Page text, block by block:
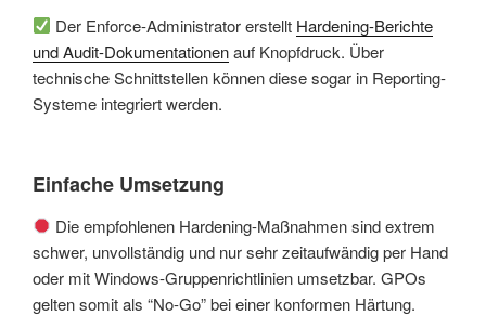
Der Enforce-Administrator erstellt Hardening-Berichte
und Audit-Dokumentationenauf Knopfdruck. Über
technische Schnittstellen können diese sogar in Reporting-
Systeme integriert werden.
Einfache Umsetzung
Die empfohlenen Hardening-Maßnahmen sind extrem
schwer, unvollständig und nur sehr zeitaufwändig per Hand
oder mit Windows-Gruppenrichtlinien umsetzbar. GPOs
gelten somit als “No-Go” bei einer konformen Härtung.